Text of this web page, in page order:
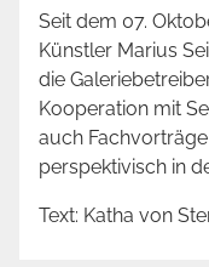
Seit dem 07.
Künstler Marius
die
Kooperation mit
auch
perspektivisch in
Text: Katha von